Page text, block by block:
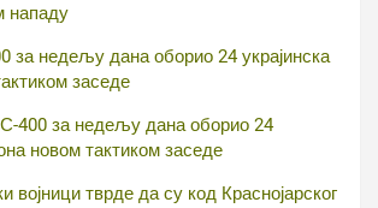
нападу
за недељу дана оборио 24 украјинска
заседе
400 за недељу дана оборио 24
новом тактиком заседе
војници тврде да су код Краснојарског